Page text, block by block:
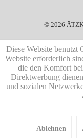
© 2026
Diese Website benutzt
Website erforderlich
die den Komfort
Direktwerbung
und sozialen
Ablehnen